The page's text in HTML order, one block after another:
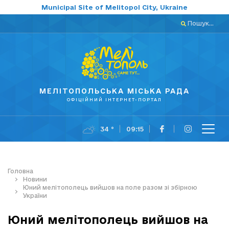
Municipal Site of Melitopol City, Ukraine
Пошук...
МЕЛІТОПОЛЬСЬКА МІСЬКА РАДА
ОФІЦІЙНИЙ ІНТЕРНЕТ-ПОРТАЛ
34 ° 09:15
Головна
Новини
Юний мелітополець вийшов на поле разом зі збірною
України
Юний мелітополець вийшов на